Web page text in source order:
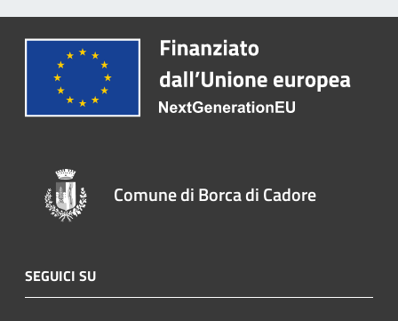
Comune di Borca di Cadore
SEGUICI SU